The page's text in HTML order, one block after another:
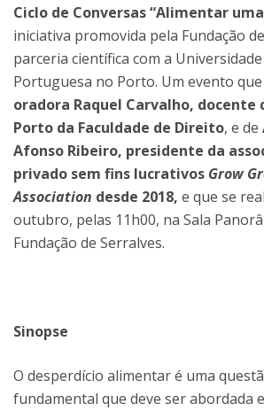
Ciclo de Conversas “Alimentar uma
iniciativa promovida pela Fundação
parceria científica com a
Portuguesa no Porto. Um evento
oradora Raquel Carvalho, docente
Porto da Faculdade de Direito, e de
Afonso Ribeiro, presidente da
privado sem fins lucrativos Grow
Association desde 2018, e que se
outubro, pelas 11h00, na Sala
Fundação de Serralves.
Sinopse
O desperdício alimentar é uma
fundamental que deve ser abordada